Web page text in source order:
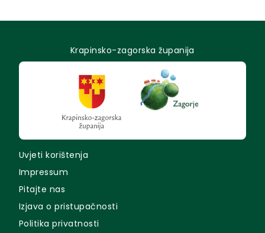
Krapinsko-zagorska županija
Uvjeti korištenja
Impressum
Pitajte nas
Izjava o pristupačnosti
Politika privatnosti